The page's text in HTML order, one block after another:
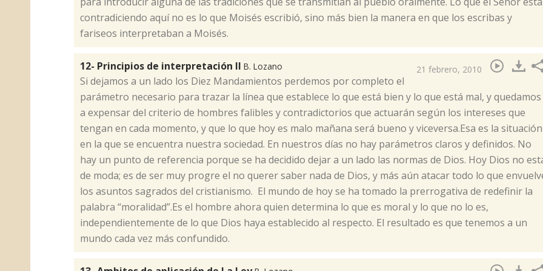
contradiciendo aquí no es lo que Moisés escribió, sino más bien la manera en que los escribas y
fariseos interpretaban a Moisés.
12- Principios de interpretación II B. Lozano 21 febrero, 2010
​Si dejamos a un lado los Diez Mandamientos perdemos por completo el
parámetro necesario para trazar la línea que establece lo que está bien y lo que está mal, y quedamos
a expensar del criterio de hombres falibles y contradictorios que actuarán según los intereses que
tengan en cada momento, y que lo que hoy es malo mañana será bueno y viceversa.Esa es la situación
en la que se encuentra nuestra sociedad. En nuestros días no hay parámetros claros y definidos. No
hay un punto de referencia porque se ha decidido dejar a un lado las normas de Dios. Hoy Dios no
de moda; es de ser muy progre el no querer saber nada de Dios, y más aún atacar todo lo que
los asuntos sagrados del cristianismo. El mundo de hoy se ha tomado la prerrogativa de redefinir la
palabra “moralidad”.Es el hombre ahora quien determina lo que es moral y lo que no lo es,
independientemente de lo que Dios haya establecido al respecto. El resultado es que tenemos a un
mundo cada vez más confundido.